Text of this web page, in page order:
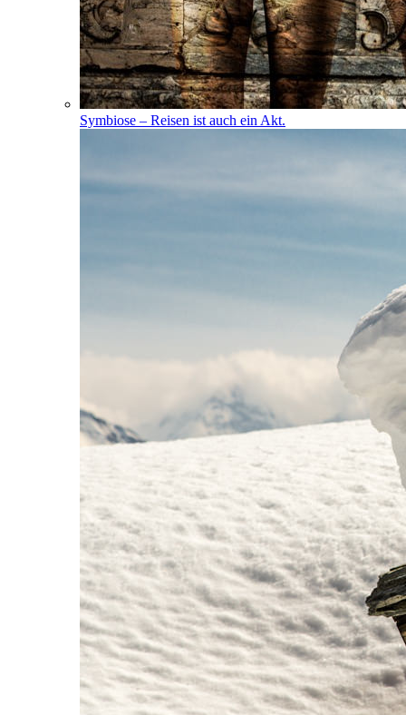
Symbiose – Reisen ist auch ein Akt.